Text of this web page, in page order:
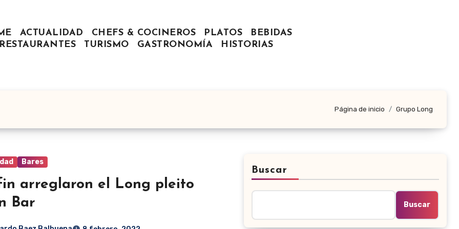
ACTUALIDAD CHEFS & COCINEROS PLATOS
BEBIDAS
RESTAURANTES
TURISMO GASTRONOMÍA HISTORIAS
Página de inicio Grupo Long
Bares
arreglaron el Long pleito
Bar
Buscar
Buscar